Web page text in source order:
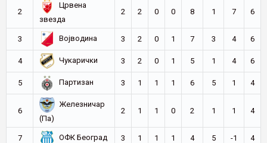
2
Црвена
звезда
2 2 0 0 8 1 7 6
3 Војводина 3 2 0 1 7 3 4 6
4 Чукарички 3 2 0 1 5 1 4 6
5 Партизан 3 1 1 1 6 5 1 4
6
Железничар
(Па)
2 1 1 0 2 1 1 4
7 ОФК Београд 3 1 1 1 4 5 -1 4